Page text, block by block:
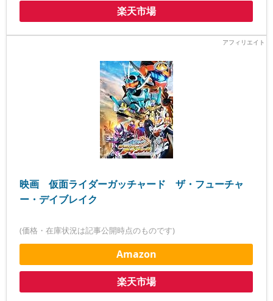
楽天市場
映画 仮面ライダーガッチャード ザ・フューチャ
ー・デイブレイク
(価格・在庫状況は記事公開時点のものです)
Amazon
楽天市場